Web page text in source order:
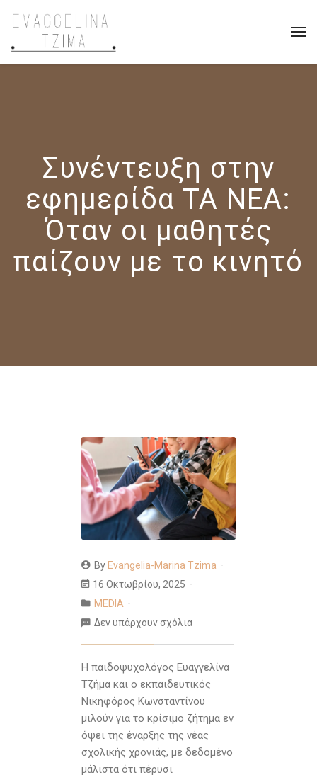
Συνέντευξη στην
εφημερίδα ΤΑ ΝΕΑ:
Όταν οι μαθητές
παίζουν με το κινητό
By Evangelia-Marina Tzima
16 Οκτωβρίου, 2025
MEDIA
Δεν υπάρχουν σχόλια
Η παιδοψυχολόγος Ευαγγελίνα
Τζήμα και ο εκπαιδευτικός
Νικηφόρος Κωνσταντίνου
μιλούν για το κρίσιμο ζήτημα εν
όψει της έναρξης της νέας
σχολικής χρονιάς, με δεδομένο
μάλιστα ότι πέρυσι